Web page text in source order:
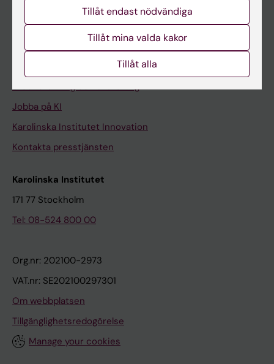
Medarbetarportalen
Kontakta och besök KI
Stöd forskning och utbildning
Jobba på KI
Karolinska Institutet Innovation
Kontakta presstjänsten
Karolinska Institutet
171 77 Stockholm
Tel: 08-524 800 00
Org.nr: 202100-2973
VAT.nr: SE202100297301
Om webbplatsen
Tillgänglighetsredogörelse
Manage your cookies
Tillåt endast nödvändiga
Tillåt mina valda kakor
Tillåt alla